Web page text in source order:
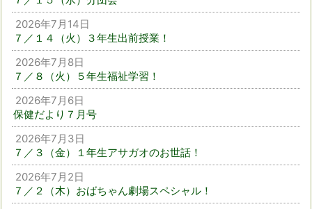
2026年7月14日
７／１４（火）３年生出前授業！
2026年7月8日
７／８（火）５年生福祉学習！
2026年7月6日
保健だより７月号
2026年7月3日
７／３（金）１年生アサガオのお世話！
2026年7月2日
７／２（木）おばちゃん劇場スペシャル！